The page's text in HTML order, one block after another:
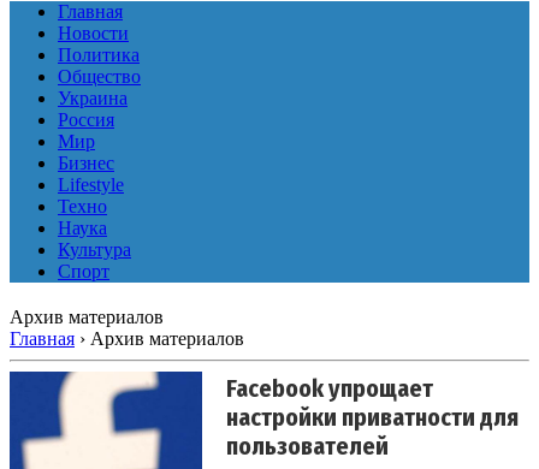
Главная
Новости
Политика
Общество
Украина
Россия
Мир
Бизнес
Lifestyle
Техно
Наука
Культура
Спорт
Архив материалов
Главная › Архив материалов
Facebook упрощает
настройки приватности для
пользователей